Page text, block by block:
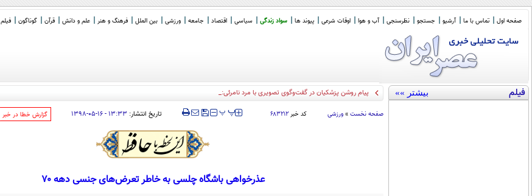
صفحه اول تماس با ما آرشیو جستجو نظرسنجی آب و هوا اوقات شرعی پیوند ها سواد زندگی سیاسی اقتصاد جامعه ورزشی بین الملل فرهنگ و هنر علم و دانش قرآن گوناگون فیلم
فیلم بیشتر »» پیام روشن پزشکیان در گفت‌و‌گوی تصویری با مرد نامرئی: من هستم!
صفحه نخست » ورزشی کد خبر ۶۸۳۲۱۲ ‍‍‍ پ پ تاریخ انتشار: ۱۳:۳۳ - ۱۶-۰۵-۱۳۹۸ ‌گزارش خطا در خبر
عذرخواهی باشگاه چلسی به خاطر تعرض‌های جنسی دهه ۷۰